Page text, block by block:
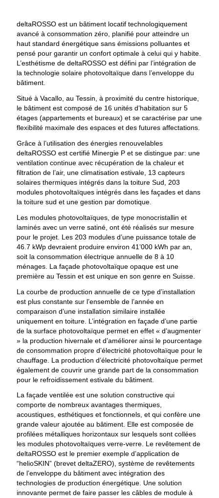
deltaROSSO est un bâtiment locatif technologiquement
avancé à consommation zéro, planifié pour atteindre un
haut standard énergétique sans émissions polluantes et
pensé pour garantir un confort optimale à celui qui y habite.
L’esthétisme de deltaROSSO est défini par l’intégration de
la technologie solaire photovoltaïque dans l’enveloppe du
bâtiment.
Situé à Vacallo, au Tessin, à proximité du centre historique,
le bâtiment est composé de 16 unités d’habitation sur 5
étages (appartements et bureaux) et se caractérise par une
flexibilité maximale des espaces et des futures affectations.
Grâce à l’utilisation des énergies renouvelables
deltaROSSO est certifié Minergie P et se distingue par: une
ventilation continue avec récupération de la chaleur et
filtration de l’air, une climatisation estivale, 13 capteurs
solaires thermiques intégrés dans la toiture Sud, 203
modules photovoltaïques intégrés dans les façades et dans
la toiture sud et une gestion par domotique.
Les modules photovoltaïques, de type monocristallin et
laminés avec un verre satiné, ont été réalisés sur mesure
pour le projet. Les 203 modules d’une puissance totale de
46.7 kWp devraient produire environ 41’000 kWh par an,
soit la consommation électrique annuelle de 8 à 10
ménages. La façade photovoltaïque opaque est une
première au Tessin et est unique en son genre en Suisse.
La courbe de production annuelle de ce type d’installation
est plus constante sur l’ensemble de l’année en
comparaison d’une installation similaire installée
uniquement en toiture. L’intégration en façade d’une partie
de la surface photovoltaïque permet en effet « d’augmenter
» la production hivernale et d’améliorer ainsi le pourcentage
de consommation propre d’électricité photovoltaïque pour le
chauffage. La production d’électricité photovoltaïque permet
également de couvrir une grande part de la consommation
pour le refroidissement estivale du bâtiment.
La façade ventilée est une solution constructive qui
comporte de nombreux avantages thermiques,
acoustiques, esthétiques et fonctionnels, et qui confère une
grande valeur ajoutée au bâtiment. Elle est composée de
profilées métalliques horizontaux sur lesquels sont collées
les modules photovoltaïques verre-verre. Le revêtement de
deltaROSSO est le premier exemple d’application de
“helioSKIN” (brevet deltaZERO), système de revêtements
de l’enveloppe du bâtiment avec intégration des
technologies de production énergétique. Une solution
innovante permet de faire passer les câbles de module à